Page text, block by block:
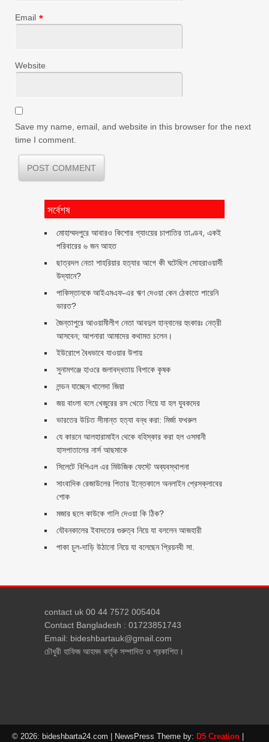
Email *
Website
Save my name, email, and website in this browser for the next
time I comment.
সর্বেশষ
মোহাম্মদপুরে আবারও কিশোর গ্যাংয়ের চাপাতির তাণ্ডব, একই
পরিবারের ৬ জন আহত
ছাত্রদল নেতা শাহরিয়ার হত্যার আগে কী ঘটেছিল সোহরাওয়ার্দী
উদ্যানে?
পাকিস্তানকে আইএমএফ-এর ঋণ দেওয়া কেন ঠেকাতে পারেনি
ভারত?
জৈন্তাপুরে আওয়ামীলীগ নেতা আবদুল হান্নানের হুংকারঃ নেত্রী
আসবেন; আপনারা আমাদের কথামত চলেন।
ইউরোপে বৈধভাবে যাওয়ার উপায়
সুনামগঞ্জে হাওরে জলাবদ্ধতায় বিপাকে কৃষক
লন্ডন যাচ্ছেন খালেদা জিয়া
জয় বাংলা বলে খেজুরের রস খেতে গিয়ে যা হল যুবকদের
ভারতের উচিত সীমান্ত হত্যা বন্ধ করা: মির্জা ফখরুল
যে কারনে আলহারামাইন থেকে বহিস্কার করা হল ওসমানী
হাসপাতালের নার্স আছমাকে
সিলেটে বিপিএল এর মিউজিক ফেস্টে অব্যবস্থাপনা
সাংবাদিক রেজাউলের পিতার ইন্তেকালে অনলাইন প্রেসক্লাবের
শোক
মজার ছলে কাউকে গালি দেওয়া কি ঠিক?
যৌবনকালের ইবাদতের গুরুত্ব নিয়ে যা বললেন আজহারী
পাকা চুল-দাড়ি উঠানো নিয়ে যা বলেছেন প্রিয়নবী সা.
contact uk 00 44 7572 005404
Contact Bangladesh : 01723851743
Email: bideshbartauk@gmail.com
চৌধুরী হাফিজ আহমদ কর্তৃক সম্পাদিত ও প্রকাশিত।
© 2026: bideshbarta24.com | NewsPress Theme by: D5 Creation